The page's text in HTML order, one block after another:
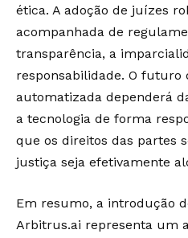
ética. A adoção de juízes
acompanhada de
transparência, a
responsabilidade. O futuro
automatizada dependerá
a tecnologia de forma
que os direitos das partes
justiça seja efetivamente
Em resumo, a introdução
Arbitrus.ai representa um